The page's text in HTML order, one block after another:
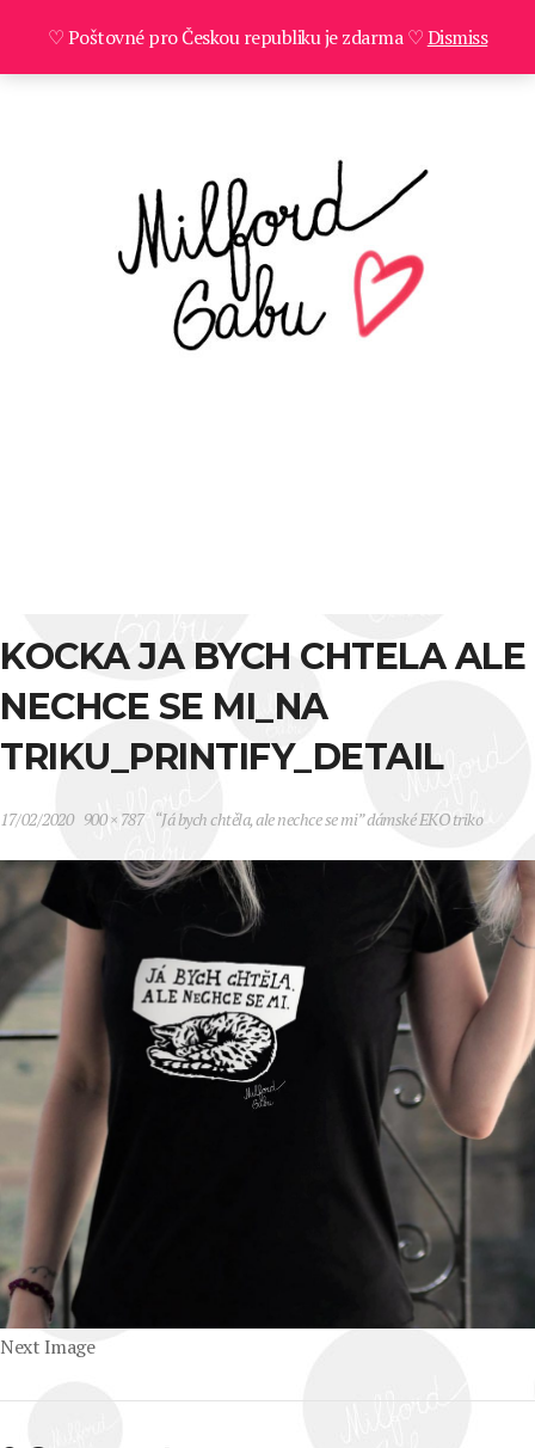
KOCKA JA BYCH CHTELA ALE
NECHCE SE MI_NA
TRIKU_PRINTIFY_DETAIL
17/02/2020 900 × 787 “Já bych chtěla, ale nechce se mi” dámské EKO triko
Next Image
♡ Poštovné pro Českou republiku je zdarma ♡Dismiss